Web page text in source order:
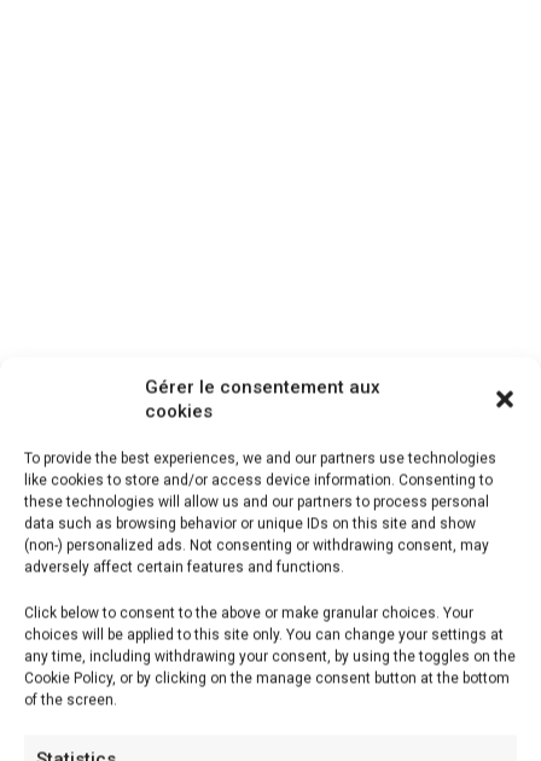
Gérer le consentement aux
cookies
To provide the best experiences, we and our partners use technologies
like cookies to store and/or access device information. Consenting to
these technologies will allow us and our partners to process personal
data such as browsing behavior or unique IDs on this site and show
(non-) personalized ads. Not consenting or withdrawing consent, may
adversely affect certain features and functions.
Click below to consent to the above or make granular choices. Your
choices will be applied to this site only. You can change your settings at
any time, including withdrawing your consent, by using the toggles on the
Cookie Policy, or by clicking on the manage consent button at the bottom
of the screen.
Selon vos goûts. Bien gratiné au Gruyère, ces petits
gratins forestiers Végétariens sont un délice !
Donc, pour la recette, il vous faut :
Préparation : 20 min
Cuisson : 60 min
Temps total : 80 min